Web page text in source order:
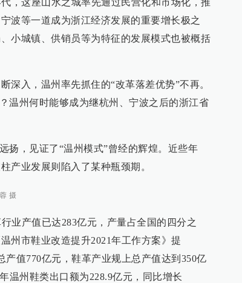
，这座山水之城率先通过民营化和市场化，推
波等一道成为浙江经济发展的重要增长极之
小城镇、供销员等为特征的发展模式也被概括
深入，温州率先抓住的“改革落差优势”不再。
温州何时能够成为继杭州、宁波之后的浙江省
扬，见证了“温州模式”曾经的辉煌。近些年
产业发展则陷入了某种瓶颈期。
摄
业产值已达283亿元，产量占全国的四分之
州市鞋业改造提升2021年工作方案》提
产值770亿元，鞋革产业规上总产值达到350亿
温州鞋类出口额为228.9亿元，同比增长